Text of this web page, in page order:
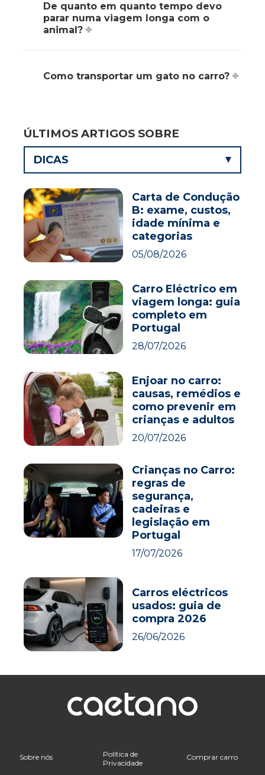
De quanto em quanto tempo devo
parar numa viagem longa com o
animal?
Como transportar um gato no carro?
ÚLTIMOS ARTIGOS SOBRE
DICAS
Carta de Condução
B: exame, custos,
idade mínima e
categorias
05/08/2026
Carro Eléctrico em
viagem longa: guia
completo em
Portugal
28/07/2026
Enjoar no carro:
causas, remédios e
como prevenir em
crianças e adultos
20/07/2026
Crianças no Carro:
regras de
segurança,
cadeiras e
legislação em
Portugal
17/07/2026
Carros eléctricos
usados: guia de
compra 2026
26/06/2026
Sobre nós
Política de
Privacidade
Comprar carro